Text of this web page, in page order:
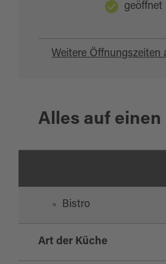
Weitere Öffnungszeiten
geöffnet
Alles auf einen
Bistro
Art der Küche